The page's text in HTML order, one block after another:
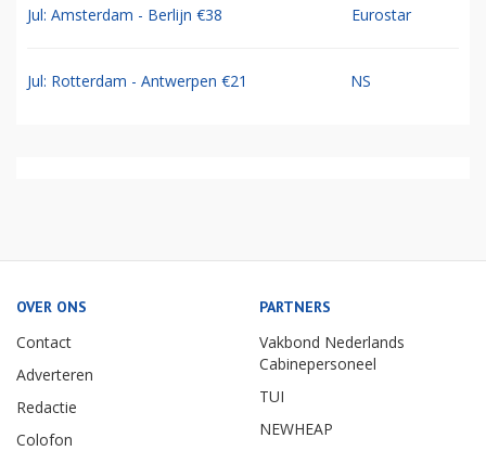
Jul: Amsterdam - Berlijn €38 Eurostar
Jul: Rotterdam - Antwerpen €21 NS
OVER ONS
Contact
Adverteren
Redactie
Colofon
PARTNERS
Vakbond Nederlands
Cabinepersoneel
TUI
NEWHEAP